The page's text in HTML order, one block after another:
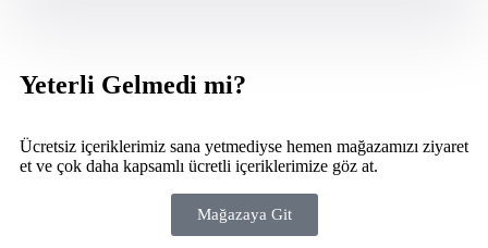
Yeterli Gelmedi mi?
Ücretsiz içeriklerimiz sana yetmediyse hemen mağazamızı ziyaret
et ve çok daha kapsamlı ücretli içeriklerimize göz at.
Mağazaya Git